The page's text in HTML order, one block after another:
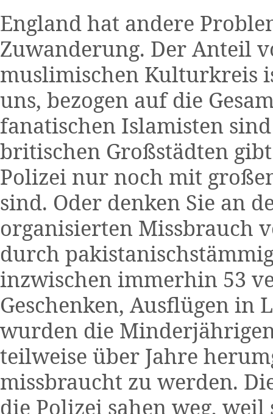
England hat andere
Zuwanderung. Der Anteil
muslimischen Kulturkreis
uns, bezogen auf die
fanatischen Islamisten
britischen Großstädten
Polizei nur noch mit
sind. Oder denken Sie an
organisierten Missbrauch
durch
inzwischen immerhin 53
Geschenken, Ausflügen in
wurden die
teilweise über Jahre
missbraucht zu werden.
die Polizei sahen weg,